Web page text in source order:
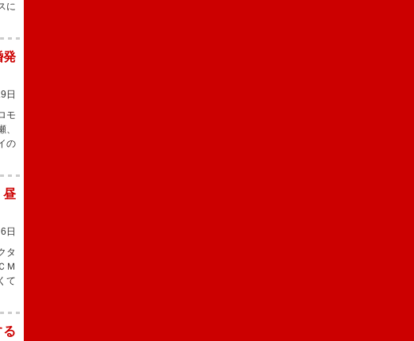
に
発
日
モ
の
昼
日
タ
Ｍ
て